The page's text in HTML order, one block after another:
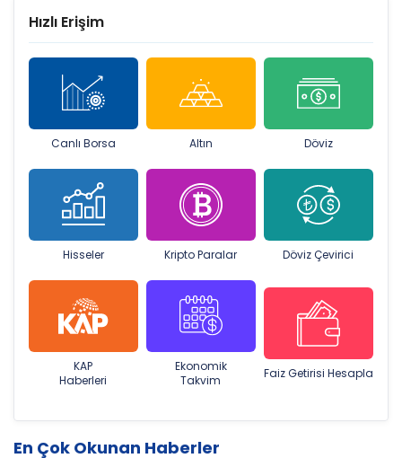
Hızlı Erişim
Canlı Borsa Altın Döviz
Hisseler Kripto Paralar Döviz Çevirici
KAP
Haberleri
Ekonomik
Takvim
Faiz Getirisi Hesapla
En Çok Okunan Haberler